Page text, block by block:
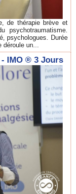
de thérapie brève et
psychotraumatisme.
psychologues. Durée
déroule un...
- IMO ® 3 Jours